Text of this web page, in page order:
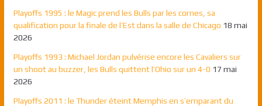
Playoffs 1995 : le Magic prend les Bulls par les cornes, sa
qualification pour la finale de l’Est dans la salle de Chicago 18 mai
2026
Playoffs 1993 : Michael Jordan pulvérise encore les Cavaliers sur
un shoot au buzzer, les Bulls quittent l’Ohio sur un 4-0 17 mai
2026
Playoffs 2011 : le Thunder éteint Memphis en s’emparant du